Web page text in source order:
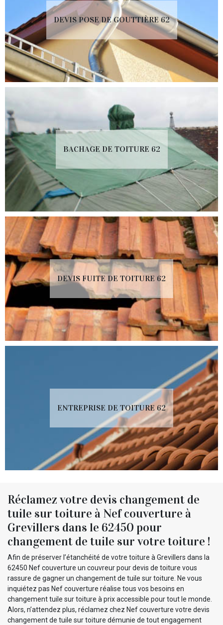
DEVIS POSE DE GOUTTIÈRE 62
BACHAGE DE TOITURE 62
DEVIS FUITE DE TOITURE 62
ENTREPRISE DE TOITURE 62
Réclamez votre devis changement de
tuile sur toiture à Nef couverture à
Grevillers dans le 62450 pour
changement de tuile sur votre toiture !
Afin de préserver l’étanchéité de votre toiture à Grevillers dans la
62450 Nef couverture un couvreur pour devis de toiture vous
rassure de gagner un changement de tuile sur toiture. Ne vous
inquiétez pas Nef couverture réalise tous vos besoins en
changement tuile sur toiture à prix accessible pour tout le monde.
Alors, n’attendez plus, réclamez chez Nef couverture votre devis
changement de tuile sur toiture démunie de tout engagement